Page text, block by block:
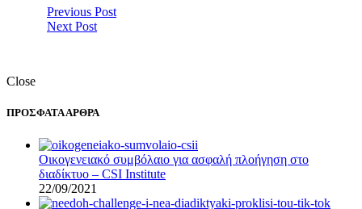
Previous Post
Next Post
Close
ΠΡΟΣΦΑΤΑ ΑΡΘΡΑ
Οικογενειακό συμβόλαιο για ασφαλή πλοήγηση στο
διαδίκτυο – CSI Institute
22/09/2021